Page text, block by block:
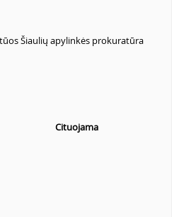
Šiaulių apylinkės prokuratūra
Cituojama